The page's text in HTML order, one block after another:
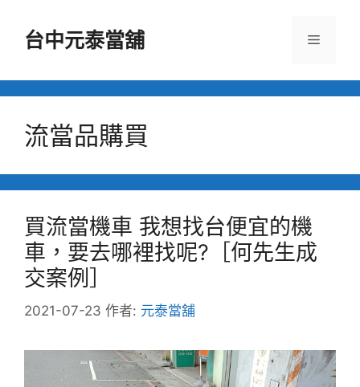
台中元泰當舖 選
流當品購買
買流當機車 我想找台便宜的機
車，要去哪裡找呢?［何先生成
交案例］
2021-07-23 作者: 元泰當舖